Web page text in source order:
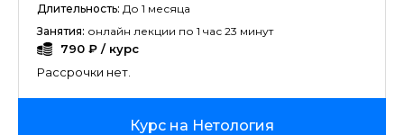
Длительность: До 1 месяца
Занятия: онлайн лекции по 1 час 23 минут
790 ₽ / курс
Рассрочки нет.
Курс на Нетология